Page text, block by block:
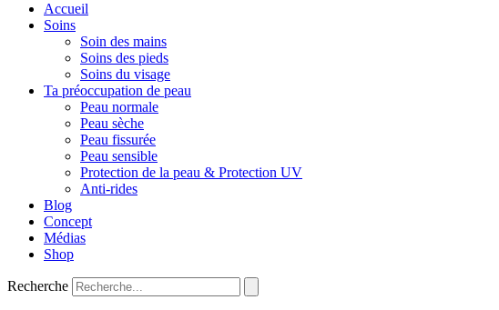
Accueil
Soins
Soin des mains
Soins des pieds
Soins du visage
Ta préoccupation de peau
Peau normale
Peau sèche
Peau fissurée
Peau sensible
Protection de la peau & Protection UV
Anti-rides
Blog
Concept
Médias
Shop
Recherche